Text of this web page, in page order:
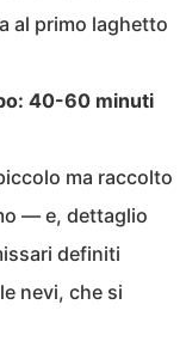
al primo laghetto
40-60 minuti
ma raccolto
— e, dettaglio
definiti
nevi, che si